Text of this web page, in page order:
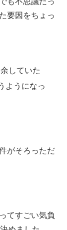
要因をちょっ
していた
ようになっ
がそろっただ
てすごい気負